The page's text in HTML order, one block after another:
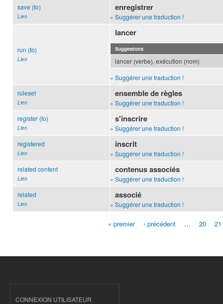
save (to)
Lien
enregistrer
» Suggérer une traduction !
run (to)
Lien
lancer
Suggestions
lancer (verbe), exécution (nom)
» Suggérer une traduction !
ruleset
Lien
ensemble de règles
» Suggérer une traduction !
register (to)
Lien
s'inscrire
» Suggérer une traduction !
registered
Lien
inscrit
» Suggérer une traduction !
related content
Lien
contenus associés
» Suggérer une traduction !
related
Lien
associé
» Suggérer une traduction !
« premier ‹ précédent … 20 21
CONNEXION UTILISATEUR